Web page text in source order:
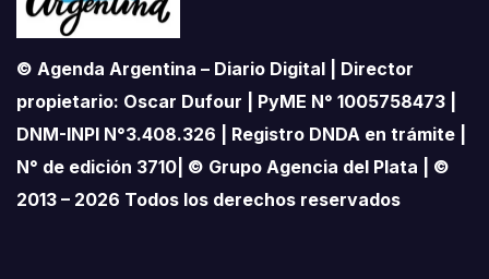
© Agenda Argentina – Diario Digital | Director
propietario: Oscar Dufour | PyME N° 1005758473 |
DNM-INPI N°3.408.326 | Registro DNDA en trámite |
N° de edición 3710| © Grupo Agencia del Plata | ©
2013 – 2026 Todos los derechos reservados